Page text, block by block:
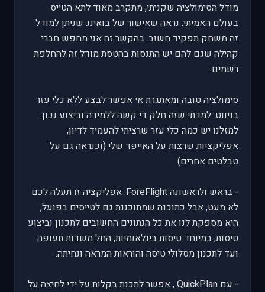
מודל הסימולציה שקניתי, מתקרב מאוד לתא הטייס
בעולם האמיתי. נראה שאישור של בואינג שניתן למודל
זה משחק תפקיד חשוב. בהקשר זה אני מחפש חברי
קהילה שגם להם יש התנסות בהטסת מודל זה להחלפת
רשמים.
סימולציה טובה ומאתגרת אי אפשר לבצע ללא כלי עזר
בניווט. למדתי שזה חלק די קשה ללמידה וביצוע נכון.
למזלנו יש כמה כלי עזר שרציתי להעמיד לדיון,
אפליקציות שרצות על האייפד שלי (וכנראה גם על
טבלטים אחרים)
- בראש ולראשונה ForeFlight. אפליקציה זו תעלה לכם
לא מעט, אבל כתוכנה שמתוכננת גם לטייסים בפועל,
היא מספקת לנו את כל הנתונים החשובים לתכנון וביצוע
טיסות, במיוחד טיסות בינלאומיות, החל משדות תעופה
ועד לתכנון מסלולי טיסה והוראות המראה ונחיתה.
- עם QuickPlan , אפשר לתכנת בקלות על ידי לחיצה על